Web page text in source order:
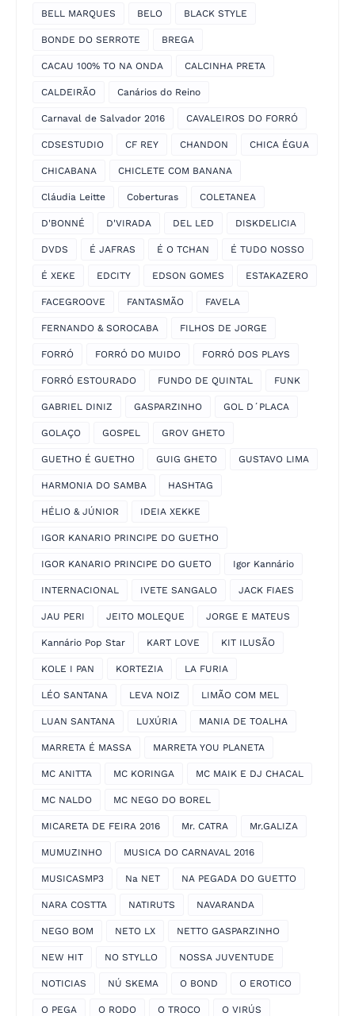
BELL MARQUES BELO BLACK STYLE
BONDE DO SERROTE BREGA
CACAU 100% TO NA ONDA CALCINHA PRETA
CALDEIRÃO Canários do Reino
Carnaval de Salvador 2016 CAVALEIROS DO FORRÓ
CDSESTUDIO CF REY CHANDON CHICA ÉGUA
CHICABANA CHICLETE COM BANANA
Cláudia Leitte Coberturas COLETANEA
D'BONNÉ D'VIRADA DEL LED DISKDELICIA
DVDS É JAFRAS É O TCHAN É TUDO NOSSO
É XEKE EDCITY EDSON GOMES ESTAKAZERO
FACEGROOVE FANTASMÃO FAVELA
FERNANDO & SOROCABA FILHOS DE JORGE
FORRÓ FORRÓ DO MUIDO FORRÓ DOS PLAYS
FORRÓ ESTOURADO FUNDO DE QUINTAL FUNK
GABRIEL DINIZ GASPARZINHO GOL D´PLACA
GOLAÇO GOSPEL GROV GHETO
GUETHO É GUETHO GUIG GHETO GUSTAVO LIMA
HARMONIA DO SAMBA HASHTAG
HÉLIO & JÚNIOR IDEIA XEKKE
IGOR KANARIO PRINCIPE DO GUETHO
IGOR KANARIO PRINCIPE DO GUETO Igor Kannário
INTERNACIONAL IVETE SANGALO JACK FIAES
JAU PERI JEITO MOLEQUE JORGE E MATEUS
Kannário Pop Star KART LOVE KIT ILUSÃO
KOLE I PAN KORTEZIA LA FURIA
LÉO SANTANA LEVA NOIZ LIMÃO COM MEL
LUAN SANTANA LUXÚRIA MANIA DE TOALHA
MARRETA É MASSA MARRETA YOU PLANETA
MC ANITTA MC KORINGA MC MAIK E DJ CHACAL
MC NALDO MC NEGO DO BOREL
MICARETA DE FEIRA 2016 Mr. CATRA Mr.GALIZA
MUMUZINHO MUSICA DO CARNAVAL 2016
MUSICASMP3 Na NET NA PEGADA DO GUETTO
NARA COSTTA NATIRUTS NAVARANDA
NEGO BOM NETO LX NETTO GASPARZINHO
NEW HIT NO STYLLO NOSSA JUVENTUDE
NOTICIAS NÚ SKEMA O BOND O EROTICO
O PEGA O RODO O TROCO O VIRÚS